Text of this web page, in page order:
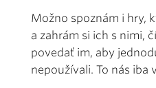
Možno spoznám i hry,
a zahrám si ich s nimi,
povedať im, aby
nepoužívali. To nás iba